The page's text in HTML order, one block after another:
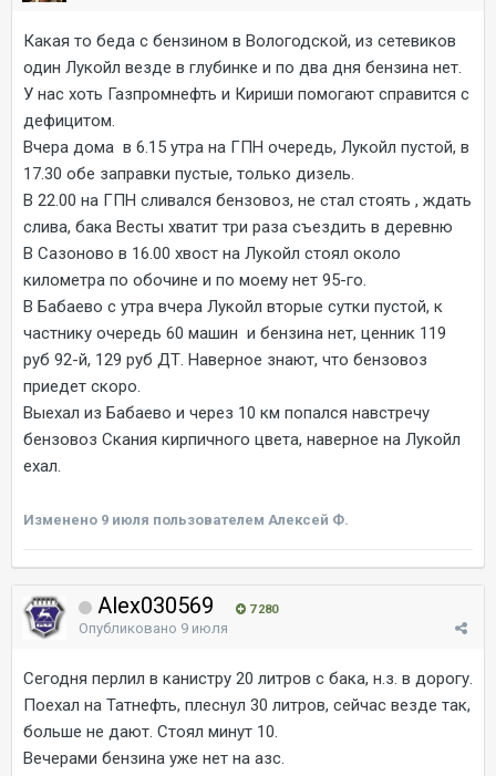
Какая то беда с бензином в Вологодской, из сетевиков
один Лукойл везде в глубинке и по два дня бензина нет.
У нас хоть Газпромнефть и Кириши помогают справится с
дефицитом.
Вчера дома в 6.15 утра на ГПН очередь, Лукойл пустой, в
17.30 обе заправки пустые, только дизель.
В 22.00 на ГПН сливался бензовоз, не стал стоять , ждать
слива, бака Весты хватит три раза съездить в деревню
В Сазоново в 16.00 хвост на Лукойл стоял около
километра по обочине и по моему нет 95-го.
В Бабаево с утра вчера Лукойл вторые сутки пустой, к
частнику очередь 60 машин и бензина нет, ценник 119
руб 92-й, 129 руб ДТ. Наверное знают, что бензовоз
приедет скоро.
Выехал из Бабаево и через 10 км попался навстречу
бензовоз Скания кирпичного цвета, наверное на Лукойл
ехал.
Изменено 9 июля пользователем Алексей Ф.
Alex030569 7 280
Опубликовано 9 июля
Сегодня перлил в канистру 20 литров с бака, н.з. в дорогу.
Поехал на Татнефть, плеснул 30 литров, сейчас везде так,
больше не дают. Стоял минут 10.
Вечерами бензина уже нет на азс.